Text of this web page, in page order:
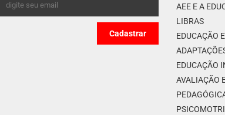
AEE E A
LIBRAS
EDUCAÇÃO
EDUCAÇÃO
AVALIAÇÃO